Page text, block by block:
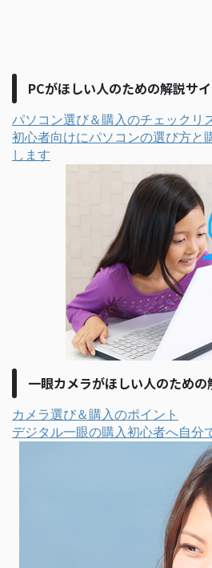
PCがほしい人のための解説サイ
パソコン選び＆購入のチェックリ
初心者向けにパソコンの選び方と
します
一眼カメラがほしい人のための
カメラ選び＆購入のポイント
デジタル一眼の購入初心者へ自分